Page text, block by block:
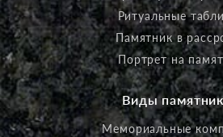
Ритуальные
Памятник в
Портрет на
Виды
Мемориальные